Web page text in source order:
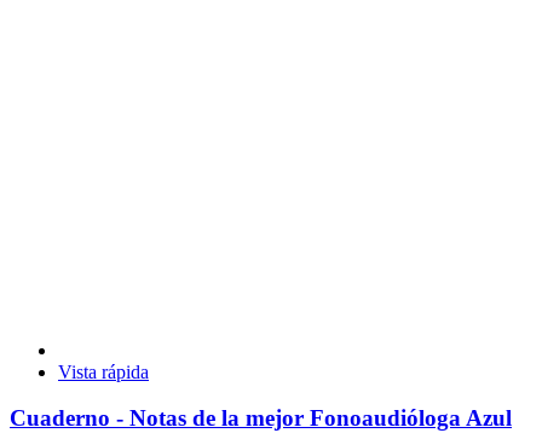
Vista rápida
Cuaderno - Notas de la mejor Fonoaudióloga Azul